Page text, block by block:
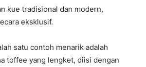
kue tradisional dan modern,
eksklusif.
satu contoh menarik adalah
toffee yang lengket, diisi dengan